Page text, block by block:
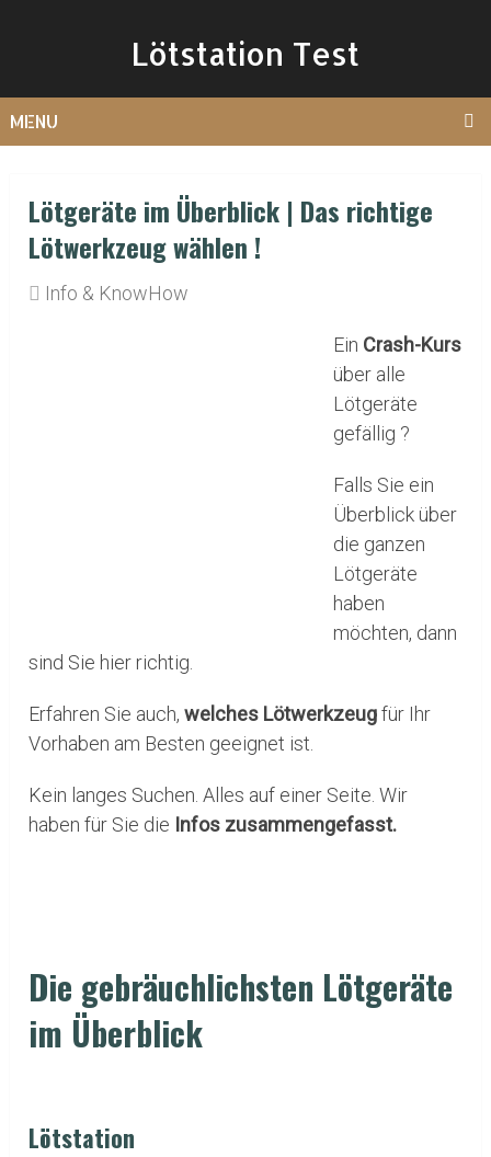
Lötstation Test
MENU
Lötgeräte im Überblick | Das richtige
Lötwerkzeug wählen !
Info & KnowHow
Ein Crash-Kurs
über alle
Lötgeräte
gefällig ?
Falls Sie ein
Überblick über
die ganzen
Lötgeräte
haben
möchten, dann
sind Sie hier richtig.
Erfahren Sie auch,welches Lötwerkzeugfür Ihr
Vorhaben am Besten geeignet ist.
Kein langes Suchen. Alles auf einer Seite. Wir
haben für Sie die Infos zusammengefasst.
Die gebräuchlichsten Lötgeräte
im Überblick
Lötstation